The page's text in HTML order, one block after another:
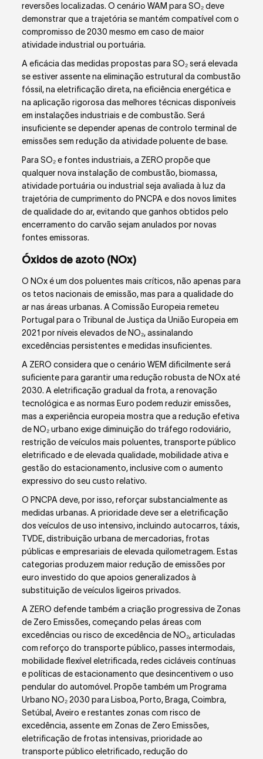
reversões localizadas. O cenário WAM para SO₂ deve
demonstrar que a trajetória se mantém compatível com o
compromisso de 2030 mesmo em caso de maior
atividade industrial ou portuária.
A eficácia das medidas propostas para SO₂ será elevada
se estiver assente na eliminação estrutural da combustão
fóssil, na eletrificação direta, na eficiência energética e
na aplicação rigorosa das melhores técnicas disponíveis
em instalações industriais e de combustão. Será
insuficiente se depender apenas de controlo terminal de
emissões sem redução da atividade poluente de base.
Para SO₂ e fontes industriais, a ZERO propõe que
qualquer nova instalação de combustão, biomassa,
atividade portuária ou industrial seja avaliada à luz da
trajetória de cumprimento do PNCPA e dos novos limites
de qualidade do ar, evitando que ganhos obtidos pelo
encerramento do carvão sejam anulados por novas
fontes emissoras.
Óxidos de azoto (NOx)
O NOxé um dos poluentes mais críticos, não apenas para
os tetos nacionais de emissão, mas para a qualidade do
ar nas áreas urbanas. A Comissão Europeia remeteu
Portugal para o Tribunal de Justiça da União Europeia em
2021 por níveis elevados de NO₂, assinalando
excedências persistentes e medidas insuficientes.
A ZERO considera que o cenário WEM dificilmente será
suficiente para garantir uma redução robusta de NOxaté
2030. A eletrificação gradual da frota, a renovação
tecnológica e as normas Euro podem reduzir emissões,
mas a experiência europeia mostra que a redução efetiva
de NO₂ urbano exige diminuição do tráfego rodoviário,
restrição de veículos mais poluentes, transporte público
eletrificado e de elevada qualidade, mobilidade ativa e
gestão do estacionamento, inclusive com o aumento
expressivo do seu custo relativo.
O PNCPA deve, por isso, reforçar substancialmente as
medidas urbanas. A prioridade deve ser a eletrificação
dos veículos de uso intensivo, incluindo autocarros, táxis,
TVDE, distribuição urbana de mercadorias, frotas
públicas e empresariais de elevada quilometragem. Estas
categorias produzem maior redução de emissões por
euro investido do que apoios generalizados à
substituição de veículos ligeiros privados.
A ZERO defende também a criação progressiva de Zonas
de Zero Emissões, começando pelas áreas com
excedências ou risco de excedência de NO₂, articuladas
com reforço do transporte público, passes intermodais,
mobilidade flexível eletrificada, redes cicláveis contínuas
e políticas de estacionamento que desincentivem o uso
pendular do automóvel. Propõe também um Programa
Urbano NO₂ 2030 para Lisboa, Porto, Braga, Coimbra,
Setúbal, Aveiro e restantes zonas com risco de
excedência, assente em Zonas de Zero Emissões,
eletrificação de frotas intensivas, prioridade ao
transporte público eletrificado, redução do